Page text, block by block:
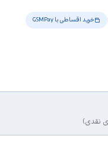
خرید اقساطی با GSMPay
نقدی)